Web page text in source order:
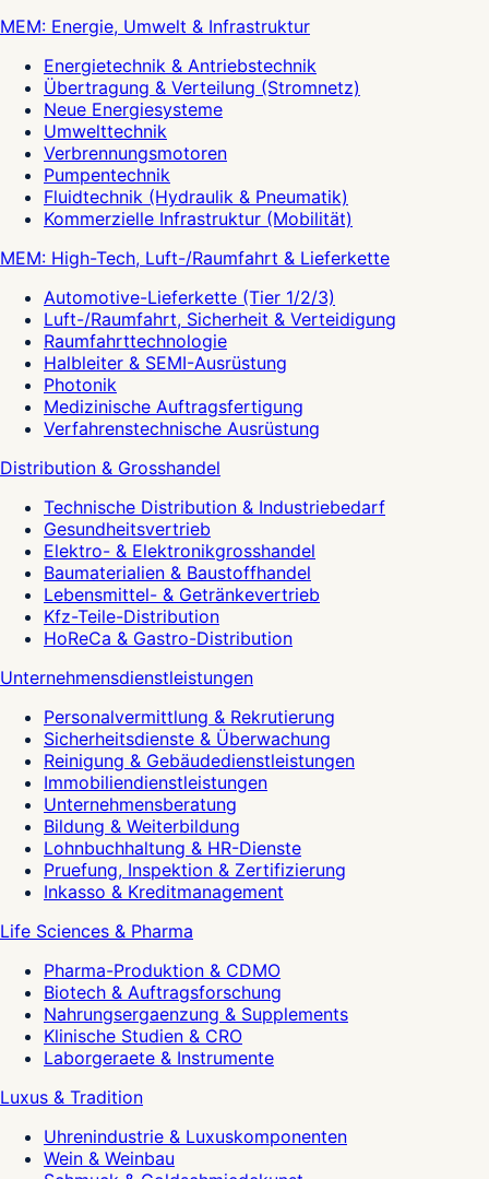
MEM: Energie, Umwelt & Infrastruktur
Energietechnik & Antriebstechnik
Übertragung & Verteilung (Stromnetz)
Neue Energiesysteme
Umwelttechnik
Verbrennungsmotoren
Pumpentechnik
Fluidtechnik (Hydraulik & Pneumatik)
Kommerzielle Infrastruktur (Mobilität)
MEM: High-Tech, Luft-/Raumfahrt & Lieferkette
Automotive-Lieferkette (Tier 1/2/3)
Luft-/Raumfahrt, Sicherheit & Verteidigung
Raumfahrttechnologie
Halbleiter & SEMI-Ausrüstung
Photonik
Medizinische Auftragsfertigung
Verfahrenstechnische Ausrüstung
Distribution & Grosshandel
Technische Distribution & Industriebedarf
Gesundheitsvertrieb
Elektro- & Elektronikgrosshandel
Baumaterialien & Baustoffhandel
Lebensmittel- & Getränkevertrieb
Kfz-Teile-Distribution
HoReCa & Gastro-Distribution
Unternehmensdienstleistungen
Personalvermittlung & Rekrutierung
Sicherheitsdienste & Überwachung
Reinigung & Gebäudedienstleistungen
Immobiliendienstleistungen
Unternehmensberatung
Bildung & Weiterbildung
Lohnbuchhaltung & HR-Dienste
Pruefung, Inspektion & Zertifizierung
Inkasso & Kreditmanagement
Life Sciences & Pharma
Pharma-Produktion & CDMO
Biotech & Auftragsforschung
Nahrungsergaenzung & Supplements
Klinische Studien & CRO
Laborgeraete & Instrumente
Luxus & Tradition
Uhrenindustrie & Luxuskomponenten
Wein & Weinbau